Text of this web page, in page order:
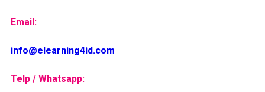
Email:
info@elearning4id.com
Telp / Whatsapp: